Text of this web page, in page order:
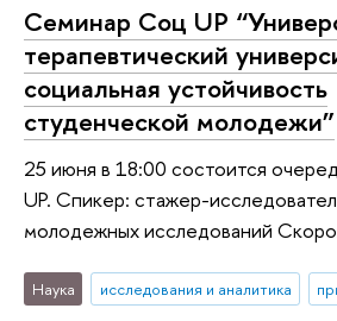
Семинар Cоц UP
терапевтический
социальная устойчивость
студенческой молодежи”
25 июня в 18:00 состоится
UP. Спикер: стажер-
молодежных исследований
Наука исследования и аналитика